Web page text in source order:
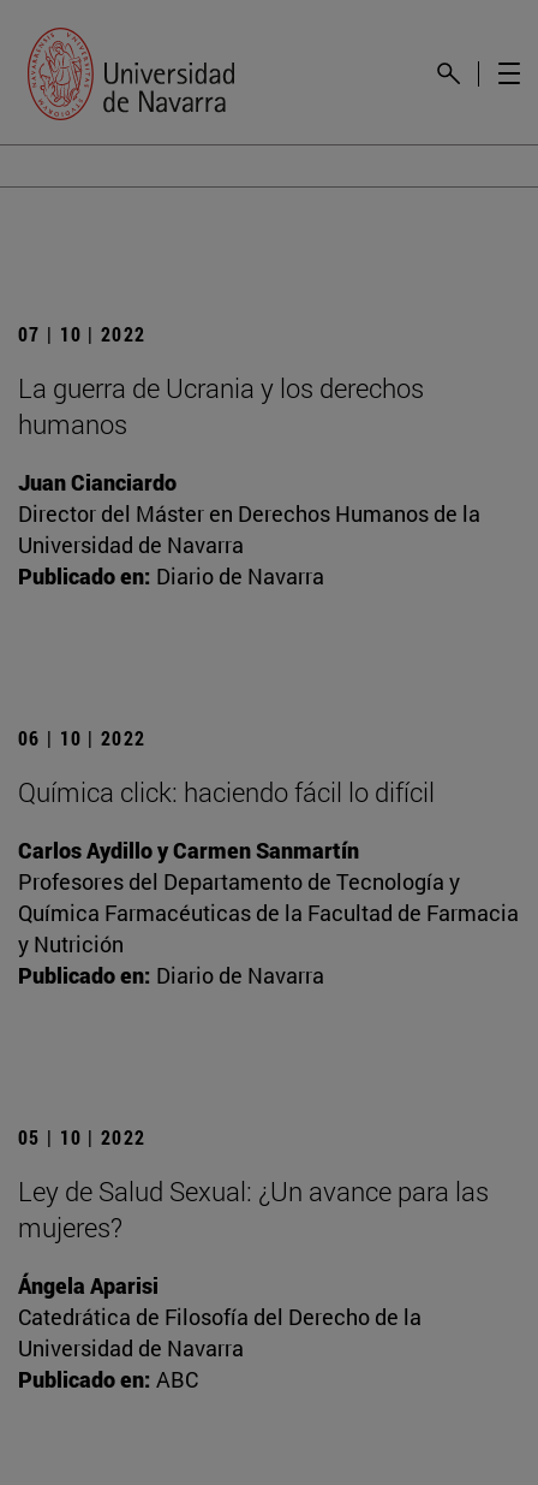
07 | 10 | 2022
La guerra de Ucrania y los derechos
humanos
Juan Cianciardo
Director del Máster en Derechos Humanos de la
Universidad de Navarra
Publicado en: Diario de Navarra
06 | 10 | 2022
Química click: haciendo fácil lo difícil
Carlos Aydillo y Carmen Sanmartín
Profesores del Departamento de Tecnología y
Química Farmacéuticas de la Facultad de Farmacia
y Nutrición
Publicado en: Diario de Navarra
05 | 10 | 2022
Ley de Salud Sexual: ¿Un avance para las
mujeres?
Ángela Aparisi
Catedrática de Filosofía del Derecho de la
Universidad de Navarra
Publicado en: ABC